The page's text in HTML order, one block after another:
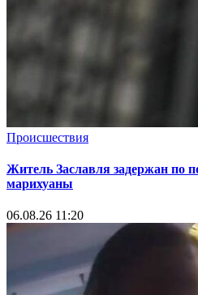
Происшествия
Житель Заславля задержан по
марихуаны
06.08.26 11:20